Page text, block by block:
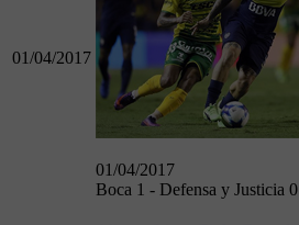
01/04/2017
01/04/2017
Boca 1 - Defensa y Justicia 0